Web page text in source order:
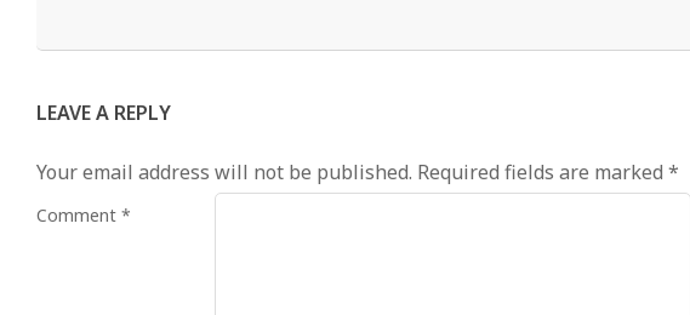
LEAVE A REPLY
Your email address will not be published. Required fields are marked *
Comment *